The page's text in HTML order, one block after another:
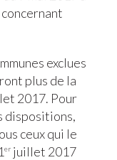
exclues
plus de la
2017. Pour
dispositions,
ceux qui le
er juillet 2017